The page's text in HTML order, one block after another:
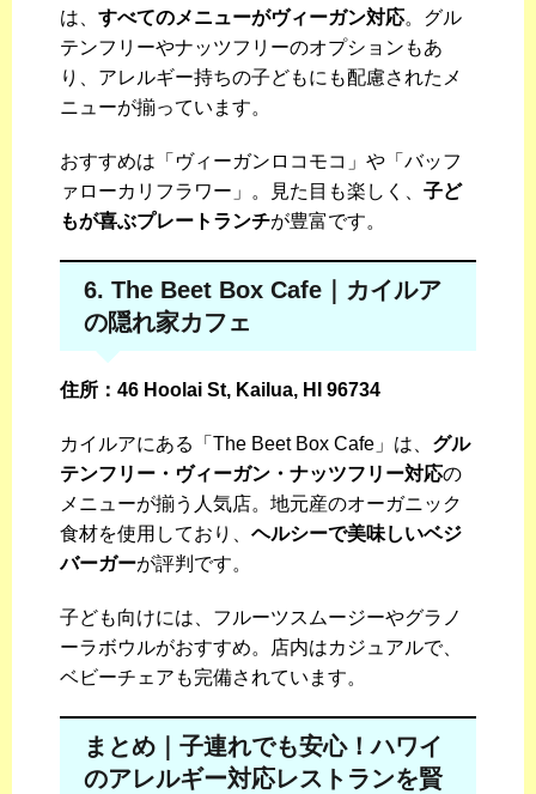
は、 すべてのメニューがヴィーガン対応。グル
テンフリーやナッツフリーのオプションもあ
り、アレルギー持ちの子どもにも配慮されたメ
ニューが揃っています。
おすすめは「ヴィーガンロコモコ」や「バッフ
ァローカリフラワー」。見た目も楽しく、 子ど
もが喜ぶプレートランチが豊富です。
6. The Beet Box Cafe｜カイルア
の隠れ家カフェ
住所：46 Hoolai St, Kailua, HI 96734
カイルアにある「The Beet Box Cafe」は、 グル
テンフリー・ヴィーガン・ナッツフリー対応の
メニューが揃う人気店。地元産のオーガニック
食材を使用しており、 ヘルシーで美味しいベジ
バーガーが評判です。
子ども向けには、フルーツスムージーやグラノ
ーラボウルがおすすめ。店内はカジュアルで、
ベビーチェアも完備されています。
まとめ｜子連れでも安心！ハワイ
のアレルギー対応レストランを賢